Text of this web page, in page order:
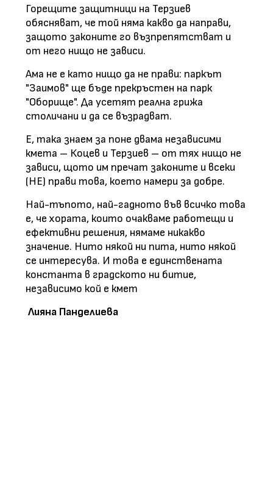
Горещите защитници на Терзиев
обясняват, че той няма какво да направи,
защото законите го възпрепятстват и
от него нищо не зависи.
Ама не е като нищо да не прави: паркът
"Заимов" ще бъде прекръстен на парк
"Оборище". Да усетят реална грижа
столичани и да се възрадват.
Е, така знаем за поне двама независими
кмета – Коцев и Терзиев – от тях нищо не
зависи, щото им пречат законите и всеки
(НЕ) прави това, което намери за добре.
Най-тъпото, най-гадното във всичко това
е, че хората, които очакваме работещи и
ефективни решения, нямаме никакво
значение. Нито някой ни пита, нито някой
се интересува. И това е единствената
константа в градското ни битие,
независимо кой е кмет
Лияна Панделиева